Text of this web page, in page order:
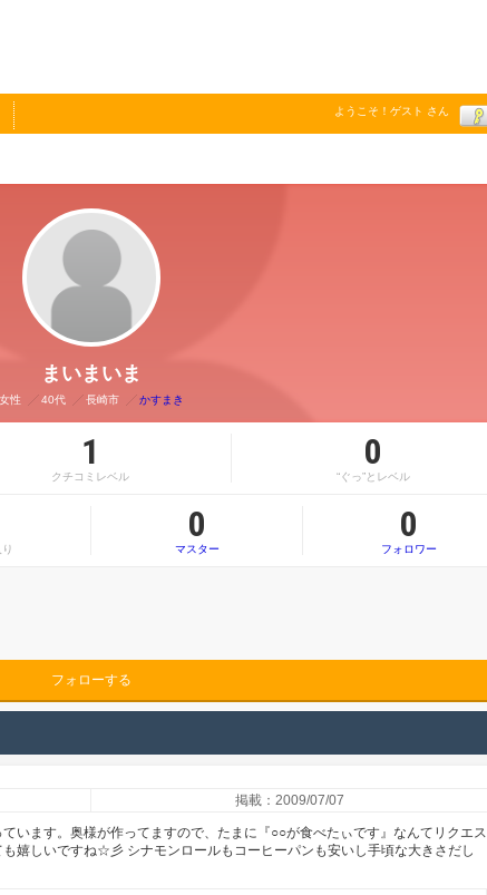
ようこそ！ ゲスト さん
まいまいま
女性 40代 長崎市 かすまき
1
クチコミレベル
0
“ぐっ”とレベル
0
マスター
0
フォロワー
フォローする
掲載：2009/07/07
います。奥様が作ってますので、たまに『○○が食べたぃです』なんてリクエス
嬉しいですね☆彡 シナモンロールもコーヒーパンも安いし手頃な大きさだし